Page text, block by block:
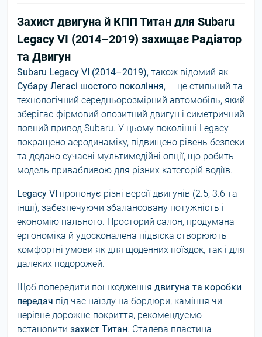
Захист двигуна й КПП Титан для Subaru
Legacy VI (2014–2019) захищає Радіатор
та Двигун
Subaru Legacy VI (2014–2019), також відомий як
Субару Легасі шостого покоління, — це стильний та
технологічний середньорозмірний автомобіль, який
зберігає фірмовий опозитний двигун і симетричний
повний привод Subaru. У цьому поколінні Legacy
покращено аеродинаміку, підвищено рівень безпеки
та додано сучасні мультимедійні опції, що робить
модель привабливою для різних категорій водіїв.
Legacy VI пропонує різні версії двигунів (2.5, 3.6 та
інші), забезпечуючи збалансовану потужність і
економію пального. Просторий салон, продумана
ергономіка й удосконалена підвіска створюють
комфортні умови як для щоденних поїздок, так і для
далеких подорожей.
Щоб попередити пошкодження двигуна та коробки
передач під час наїзду на бордюри, каміння чи
нерівне дорожнє покриття, рекомендуємо
встановити захист Титан. Сталева пластина